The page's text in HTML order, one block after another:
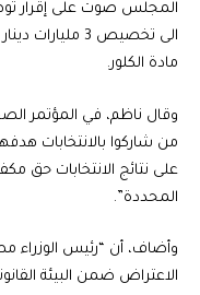
المجلس صوت على إقرار
الى تخصيص 3
مادة الكلور.
وقال ناظم، في المؤتمر
من شاركوا بالانتخابات
على نتائج الانتخابات حق
المحددة”.
وأضاف، أن “رئيس الوزراء
الاعتراض ضمن البيئة